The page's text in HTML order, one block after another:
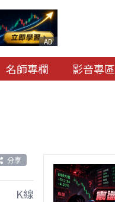
AD
名師專欄 影音專區
分享
K線